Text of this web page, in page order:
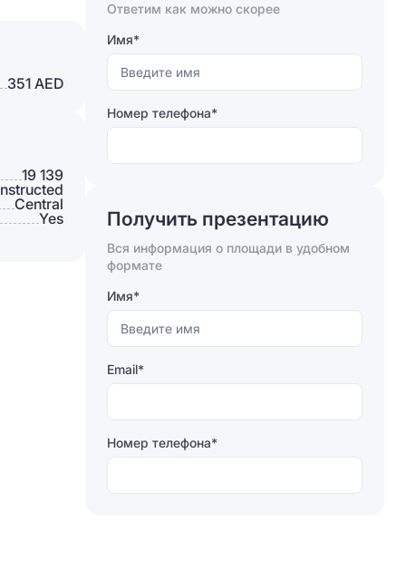
351 AED
19 139
Сentral
Yes
Ответим как можно скорее
Имя*
Номер телефона*
Отправляя форму, вы соглашаетесь на
Отправить
Получить презентацию
Вся информация о площади в удобном
формате
Имя*
Email*
Номер телефона*